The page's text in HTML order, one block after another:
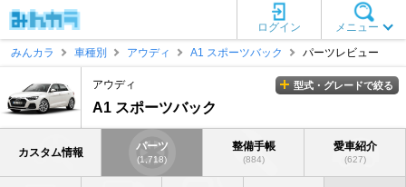
メニュー
ログイン
みんカラ
車種別 アウディ A1 スポーツバック パーツレビュー
アウディ
A1 スポーツバック
型式・グレードで絞る
カスタム情報 パーツ
(1,718)
整備手帳
(884)
愛車紹介
(627)